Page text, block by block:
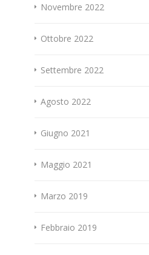
Novembre 2022
Ottobre 2022
Settembre 2022
Agosto 2022
Giugno 2021
Maggio 2021
Marzo 2019
Febbraio 2019